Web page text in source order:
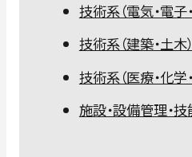
技術系（電気・電子
技術系（建築・土木）
技術系（医療・化学
施設・設備管理・